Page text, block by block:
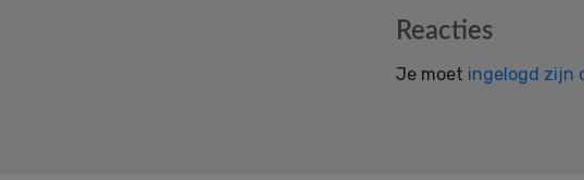
Reacties
Je moet ingelogd zijn